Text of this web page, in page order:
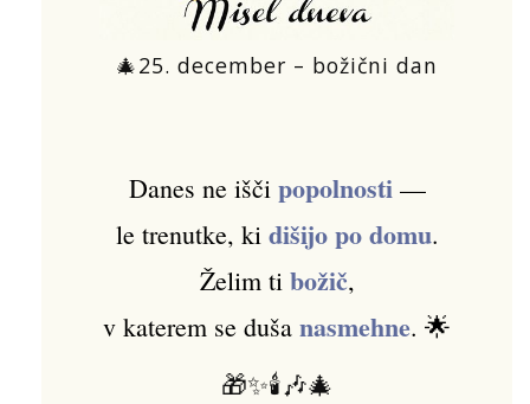
🎄25. december – božični dan
Danes ne išči popolnosti—
le trenutke, ki dišijo po domu.
Želim ti božič,
v katerem se duša nasmehne. 🌟
🎁✨🕯️🎶🎄